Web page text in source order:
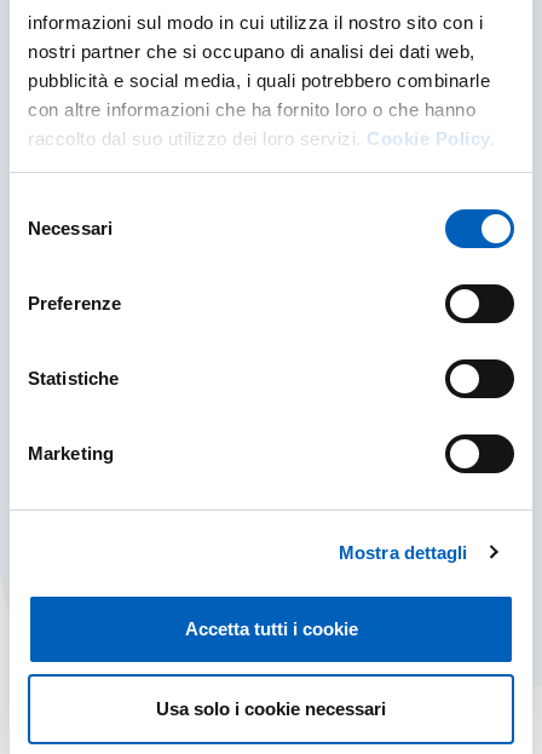
informazioni sul modo in cui utilizza il nostro sito con i
nostri partner che si occupano di analisi dei dati web,
pubblicità e social media, i quali potrebbero combinarle
con altre informazioni che ha fornito loro o che hanno
raccolto dal suo utilizzo dei loro servizi. Cookie Policy.
delNecessari
Preferenze
Statistiche
Marketing
Mostra dettagli
Accetta tutti i cookie
Usa solo i cookie necessari
Contenuti correlati
Informazioni su alloggi, assistenza sanitaria,